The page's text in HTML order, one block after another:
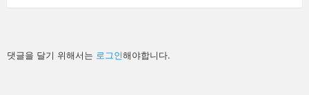
답
글
댓글을 달기 위해서는 로그인해야합니다.